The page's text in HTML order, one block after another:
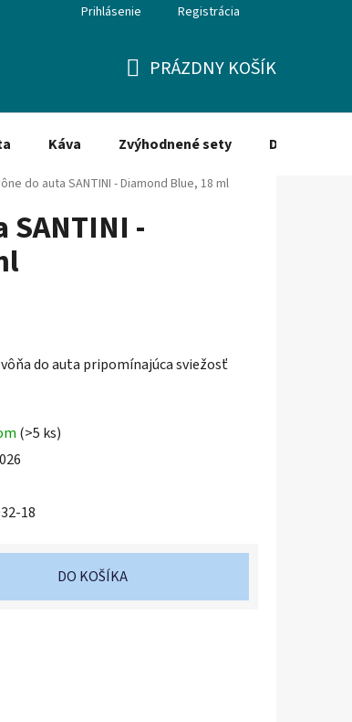
Prihlásenie Registrácia
KOŠÍK
PRÁZDNY KOŠÍK
Káva Zvýhodnené sety Dezinfekcia
do auta SANTINI - Diamond Blue, 18 ml
SANTINI -
do auta pripomínajúca sviežosť
(>5 ks)
18
DO KOŠÍKA